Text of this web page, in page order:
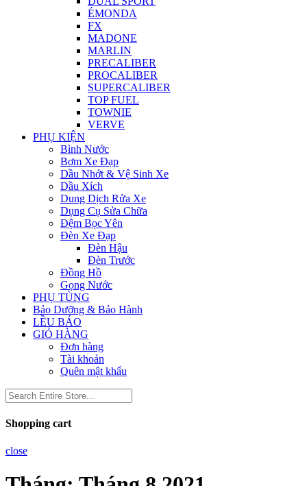
ÉMONDA
FX
MADONE
MARLIN
PRECALIBER
PROCALIBER
SUPERCALIBER
TOP FUEL
TOWNIE
VERVE
PHỤ KIỆN
Bình Nước
Bơm Xe Đạp
Dầu Nhớt & Vệ Sinh Xe
Dầu Xích
Dung Dịch Rửa Xe
Dụng Cụ Sửa Chữa
Đệm Bọc Yên
Đèn Xe Đạp
Đèn Hậu
Đèn Trước
Đồng Hồ
Gọng Nước
PHỤ TÙNG
Bảo Dưỡng & Bảo Hành
LỀU BÁO
GIỎ HÀNG
Đơn hàng
Tài khoản
Quên mật khẩu
Shopping cart
close